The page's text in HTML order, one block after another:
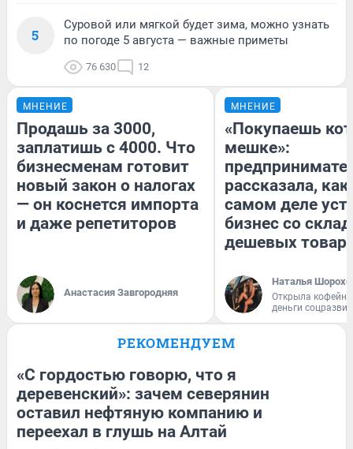
5
Суровой или мягкой будет зима, можно узнать
по погоде 5 августа — важные приметы
76 630 12
МНЕНИЕ
Продашь за 3000,
заплатишь с 4000. Что
бизнесменам готовит
новый закон о налогах
— он коснется импорта
и даже репетиторов
Анастасия Завгородняя
МНЕНИЕ
«Покупаешь
мешке»:
рассказала, как
самом деле
бизнес со
дешевых
Наталья
Открыла
деньги
РЕКОМЕНДУЕМ
«С гордостью говорю, что я
деревенский»: зачем северянин
оставил нефтяную компанию и
переехал в глушь на Алтай